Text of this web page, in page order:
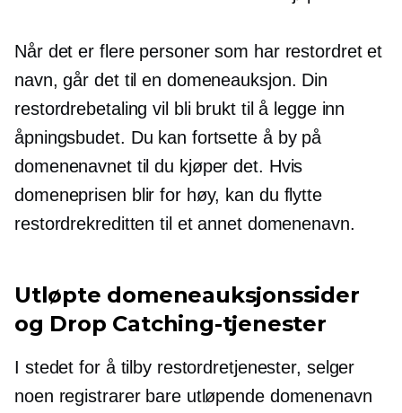
Når det er flere personer som har restordret et
navn, går det til en domeneauksjon. Din
restordrebetaling vil bli brukt til å legge inn
åpningsbudet. Du kan fortsette å by på
domenenavnet til du kjøper det. Hvis
domeneprisen blir for høy, kan du flytte
restordrekreditten til et annet domenenavn.
Utløpte domeneauksjonssider
og Drop Catching-tjenester
I stedet for å tilby restordretjenester, selger
noen registrarer bare utløpende domenenavn